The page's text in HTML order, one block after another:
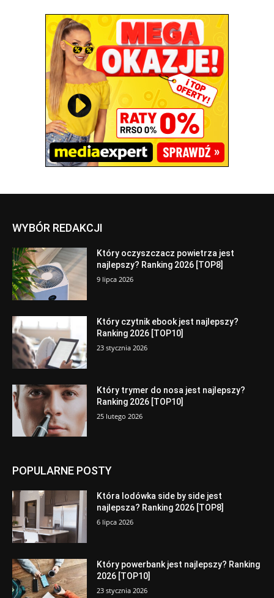
WYBÓR REDAKCJI
Który oczyszczacz powietrza jest
najlepszy? Ranking 2026 [TOP8]
9 lipca 2026
Który czytnik ebook jest najlepszy?
Ranking 2026 [TOP10]
23 stycznia 2026
Który trymer do nosa jest najlepszy?
Ranking 2026 [TOP10]
25 lutego 2026
POPULARNE POSTY
Która lodówka side by side jest
najlepsza? Ranking 2026 [TOP8]
6 lipca 2026
Który powerbank jest najlepszy? Ranking
2026 [TOP10]
23 stycznia 2026